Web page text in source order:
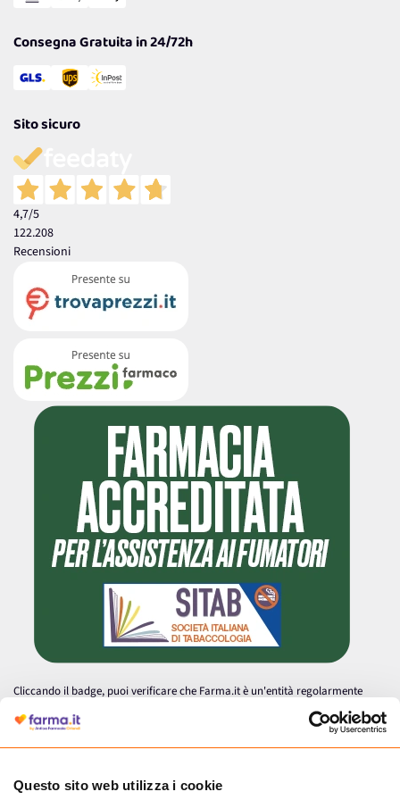
Questo sito web utilizza i cookie
Consegna Gratuita in 24/72h
Sito sicuro
4,7/5
122.208
Recensioni
Cliccando il badge, puoi verificare che Farma.it è un'entità regolarmente
autorizzata dal Ministero della Salute a effettuare la vendita online di
medicinali.